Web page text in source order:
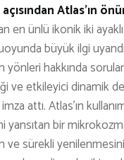
Atlas’ın
en ünlü ikonik iki
büyük ilgi
hakkında
ve etkileyici dinamik
attı. Atlas’ın
yansıtan bir
ve sürekli